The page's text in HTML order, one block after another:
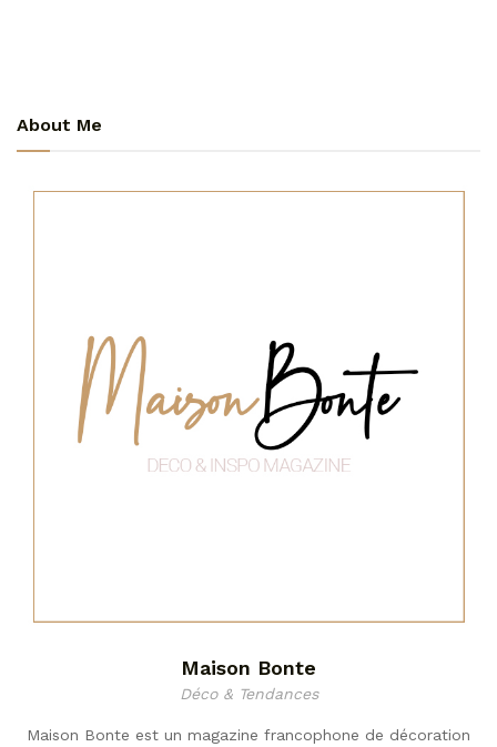
About Me
Maison Bonte
Déco & Tendances
Maison Bonte est un magazine francophone de décoration